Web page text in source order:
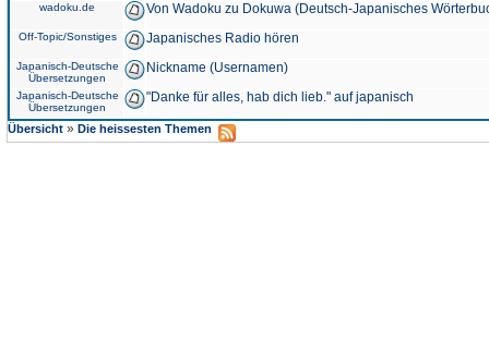
wadoku.de Von Wadoku zu Dokuwa (Deutsch-Japanisches
Off-Topic/Sonstiges Japanisches Radio hören
Japanisch-Deutsche
Übersetzungen
Nickname (Usernamen)
Japanisch-Deutsche
Übersetzungen
"Danke für alles, hab dich lieb." auf japanisch
Übersicht » Die heissesten Themen